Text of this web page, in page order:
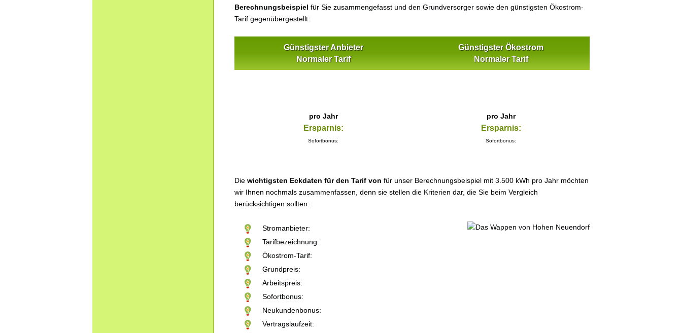
Berechnungsbeispiel für Sie zusammengefasst und den Grundversorger sowie den günstigsten Ökostrom-
Tarif gegenübergestellt:
Günstigster Anbieter
Normaler Tarif
Günstigster Ökostrom
Normaler Tarif
pro Jahr
Ersparnis:
Sofortbonus:
pro Jahr
Ersparnis:
Sofortbonus:
Die wichtigsten Eckdaten für den Tarif von für unser Berechnungsbeispiel mit 3.500 kWh pro Jahr möchten
wir Ihnen nochmals zusammenfassen, denn sie stellen die Kriterien dar, die Sie beim Vergleich
berücksichtigen sollten:
Stromanbieter:
Tarifbezeichnung:
Ökostrom-Tarif:
Grundpreis:
Arbeitspreis:
Sofortbonus:
Neukundenbonus:
Vertragslaufzeit: